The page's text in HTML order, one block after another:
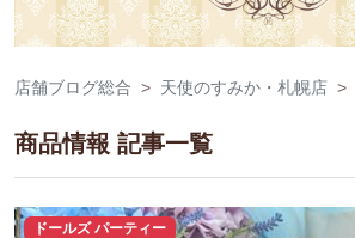
店舗ブログ総合 天使のすみか・札幌店
商品情報 記事一覧
ドールズ パーティー